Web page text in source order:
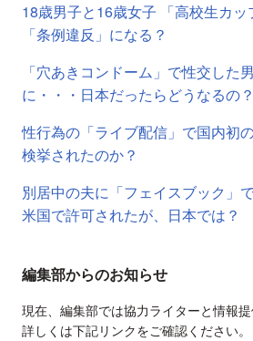
18歳男子と16歳女子 「高校生カ
「条例違反」になる？
「穴あきコンドーム」で性交した
に・・・日本だったらどうなるの？
性行為の「ライブ配信」で国内
検挙されたのか？
別居中の夫に「フェイスブック」
米国で許可されたが、日本では？
編集部からのお知らせ
現在、編集部では協力ライターと情報提
詳しくは下記リンクをご確認ください。